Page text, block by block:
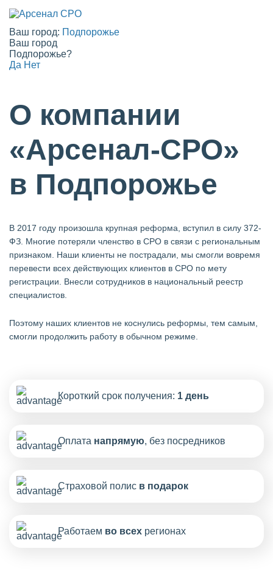
Ваш город: Подпорожье
Ваш город
Подпорожье?
Да Нет
О компании
«Арсенал-СРО»
в Подпорожье
В 2017 году произошла крупная реформа, вступил в силу 372-
ФЗ. Многие потеряли членство в СРО в связи с региональным
признаком. Наши клиенты не пострадали, мы смогли вовремя
перевести всех действующих клиентов в СРО по мету
регистрации. Внесли сотрудников в национальный реестр
специалистов.
Поэтому наших клиентов не коснулись реформы, тем самым,
смогли продолжить работу в обычном режиме.
Короткий срок получения: 1 день
Оплата напрямую, без посредников
Страховой полис в подарок
Работаем во всех регионах